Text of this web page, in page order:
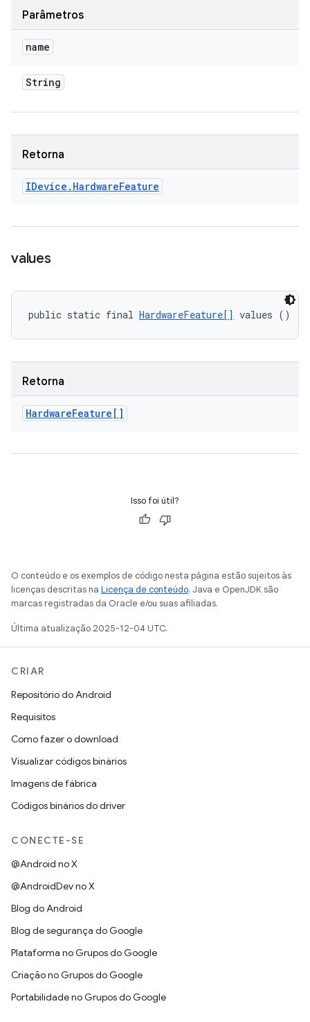
Parâmetros
name
String
Retorna
IDevice . HardwareFeature
values
public static final HardwareFeature[] values ()
Retorna
HardwareFeature[]
Isso foi útil?
O conteúdo e os exemplos de código nesta página estão sujeitos às
licenças descritas na Licença de conteúdo. Java e OpenJDK são
marcas registradas da Oracle e/ou suas afiliadas.
Última atualização 2025-12-04 UTC.
CRIAR
Repositório do Android
Requisitos
Como fazer o download
Visualizar códigos binários
Imagens de fábrica
Códigos binários do driver
CONECTE-SE
@Android no X
@AndroidDev no X
Blog do Android
Blog de segurança do Google
Plataforma no Grupos do Google
Criação no Grupos do Google
Portabilidade no Grupos do Google